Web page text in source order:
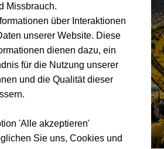
TSG Hoffenheim
Missbrauch.
über Interaktionen
unserer Website. Diese
dienen dazu, ein
für die Nutzung unserer
und die Qualität dieser
'Alle akzeptieren'
Sie uns, Cookies und